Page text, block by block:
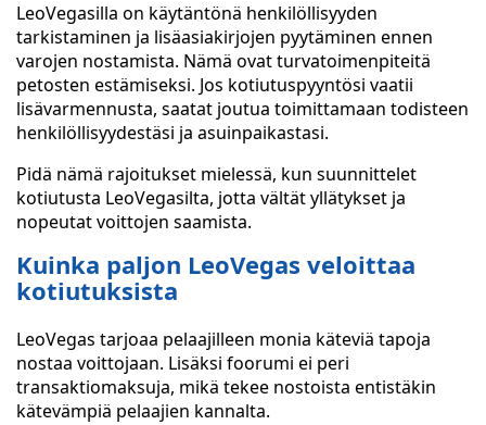
LeoVegasilla on käytäntönä henkilöllisyyden
tarkistaminen ja lisäasiakirjojen pyytäminen ennen
varojen nostamista. Nämä ovat turvatoimenpiteitä
petosten estämiseksi. Jos kotiutuspyyntösi vaatii
lisävarmennusta, saatat joutua toimittamaan todisteen
henkilöllisyydestäsi ja asuinpaikastasi.
Pidä nämä rajoitukset mielessä, kun suunnittelet
kotiutusta LeoVegasilta, jotta vältät yllätykset ja
nopeutat voittojen saamista.
Kuinka paljon LeoVegas veloittaa
kotiutuksista
LeoVegas tarjoaa pelaajilleen monia käteviä tapoja
nostaa voittojaan. Lisäksi foorumi ei peri
transaktiomaksuja, mikä tekee nostoista entistäkin
kätevämpiä pelaajien kannalta.